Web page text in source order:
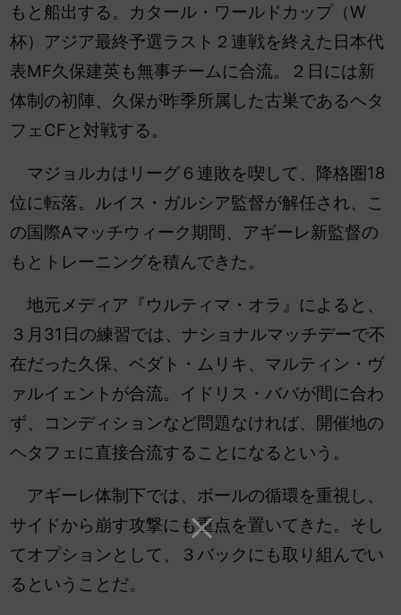
もと船出する。カタール・ワールドカップ（W
杯）アジア最終予選ラスト２連戦を終えた日本代
表MF久保建英も無事チームに合流。２日には新
体制の初陣、久保が昨季所属した古巣であるヘタ
フェCFと対戦する。
マジョルカはリーグ６連敗を喫して、降格圏18
位に転落。ルイス・ガルシア監督が解任され、こ
の国際Aマッチウィーク期間、アギーレ新監督の
もとトレーニングを積んできた。
地元メディア『ウルティマ・オラ』によると、
３月31日の練習では、ナショナルマッチデーで不
在だった久保、ベダト・ムリキ、マルティン・ヴ
ァルイェントが合流。イドリス・ババが間に合わ
ず、コンディションなど問題なければ、開催地の
ヘタフェに直接合流することになるという。
アギーレ体制下では、ボールの循環を重視し、
サイドから崩す攻撃にも重点を置いてきた。そし
てオプションとして、３バックにも取り組んでい
るということだ。